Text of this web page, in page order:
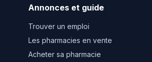
Annonces et guide
Trouver un emploi
Les pharmacies en vente
Acheter sa pharmacie